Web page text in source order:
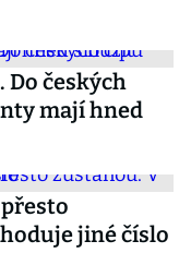
Do českých
mají hned
jiné číslo